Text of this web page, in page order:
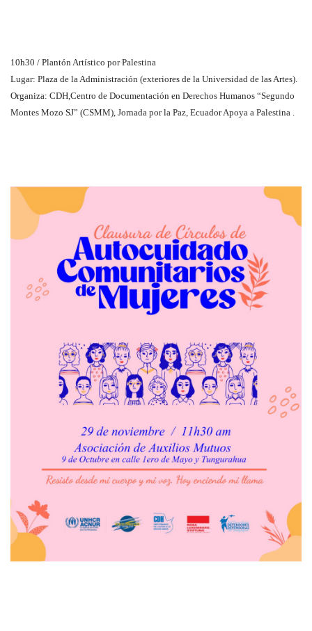
10h30 / Plantón Artístico por Palestina
Lugar: Plaza de la Administración (exteriores de la Universidad de las Artes).
Organiza: CDH,Centro de Documentación en Derechos Humanos “Segundo
Montes Mozo SJ” (CSMM), Jornada por la Paz, Ecuador Apoya a Palestina .